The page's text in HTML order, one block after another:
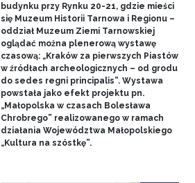
budynku przy Rynku 20-21, gdzie mieści
się Muzeum Historii Tarnowa i Regionu –
oddział Muzeum Ziemi Tarnowskiej
oglądać można plenerową wystawę
czasową: „Kraków za pierwszych Piastów
w źródłach archeologicznych – od grodu
do sedes regni principalis”. Wystawa
powstała jako efekt projektu pn.
„Małopolska w czasach Bolesława
Chrobrego” realizowanego w ramach
działania Województwa Małopolskiego
„Kultura na szóstkę”.